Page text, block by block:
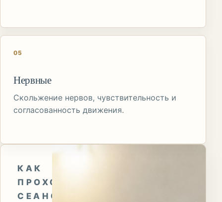
05
Нервные
Скольжение нервов, чувствительность и
согласованность движения.
КАК
ПРОХОДИТ
СЕАНС